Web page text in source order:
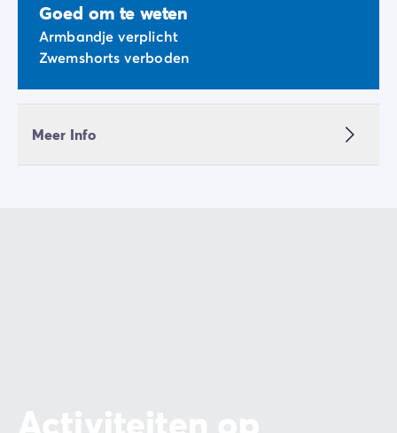
Goed om te weten
Armbandje verplicht
Zwemshorts verboden
Meer Info